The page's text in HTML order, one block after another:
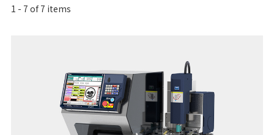
1 - 7 of7 items